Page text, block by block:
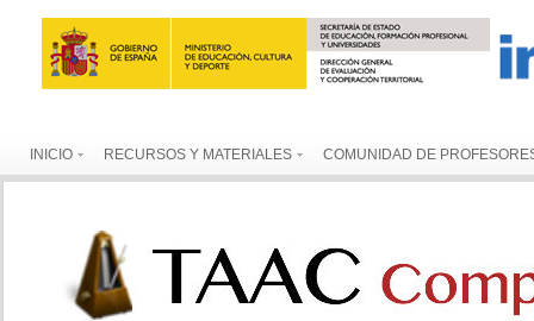
INICIO RECURSOS Y MATERIALES COMUNIDAD DE